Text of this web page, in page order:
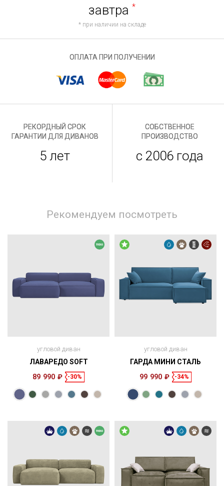
завтра *
* при наличии на складе
ОПЛАТА ПРИ ПОЛУЧЕНИИ
РЕКОРДНЫЙ СРОК
ГАРАНТИИ ДЛЯ ДИВАНОВ
5 лет
СОБСТВЕННОЕ
ПРОИЗВОДСТВО
с 2006 года
Рекомендуем посмотреть
Размеры
см
Спальное
угловой диван
ЛАВАРЕДО SOFT
89 990 ₽
-30%
Размеры
см
Спальное
угловой диван
ГАРДА МИНИ СТАЛЬ
99 990 ₽
-34%